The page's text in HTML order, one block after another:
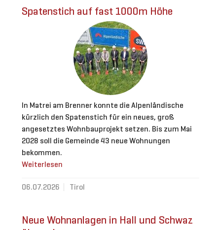
Spatenstich auf fast 1000m Höhe
In Matrei am Brenner konnte die Alpenländische
kürzlich den Spatenstich für ein neues, groß
angesetztes Wohnbauprojekt setzen. Bis zum Mai
2028 soll die Gemeinde 43 neue Wohnungen
bekommen.
Weiterlesen
06.07.2026 Tirol
Neue Wohnanlagen in Hall und Schwaz